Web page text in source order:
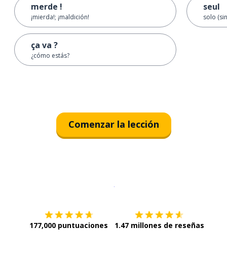
merde !
¡mierda!; ¡maldición!
ça va ?
¿cómo estás?
seul
solo
Comenzar la lección
177,000 puntuaciones 1.47 millones de reseñas